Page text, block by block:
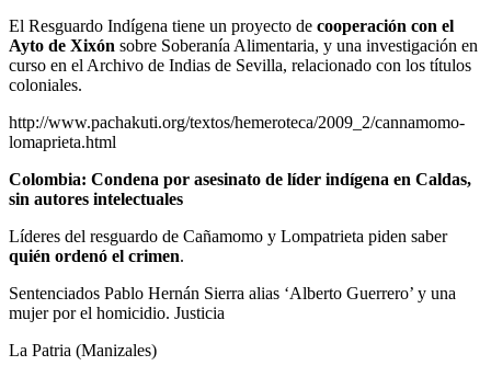
El Resguardo Indígena tiene un proyecto de cooperación con el
Ayto de Xixón sobre Soberanía Alimentaria, y una investigación en
curso en el Archivo de Indias de Sevilla, relacionado con los títulos
coloniales.
http://www.pachakuti.org/textos/hemeroteca/2009_2/cannamomo-
lomaprieta.html
Colombia: Condena por asesinato de líder indígena en Caldas,
sin autores intelectuales
Líderes del resguardo de Cañamomo y Lompatrieta piden saber
quién ordenó el crimen.
Sentenciados Pablo Hernán Sierra alias ‘Alberto Guerrero’ y una
mujer por el homicidio. Justicia
La Patria (Manizales)